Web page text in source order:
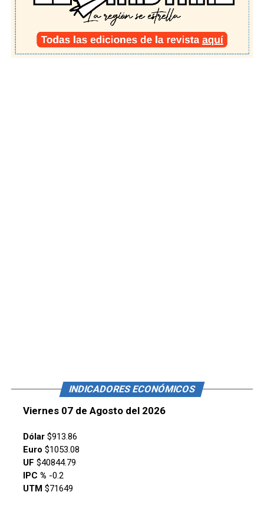
INDICADORES ECONÓMICOS
Viernes 07 de Agosto del 2026
Dólar$913.86
Euro $1053.08
UF $40844.79
IPC % -0.2
UTM $71649